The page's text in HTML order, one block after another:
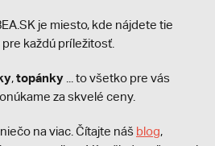
je miesto, kde nájdete tie
každú príležitosť.
,topánky ... to všetko pre vás
za skvelé ceny.
na viac. Čítajte náš blog,